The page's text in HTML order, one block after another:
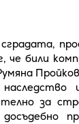
че били
за